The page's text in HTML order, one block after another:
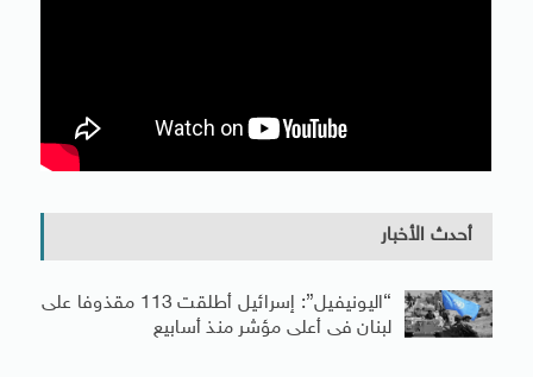
أحدث الأخبار
“اليونيفيل”: إسرائيل أطلقت 113 مقذوفا على
لبنان فى أعلى مؤشر منذ أسابيع